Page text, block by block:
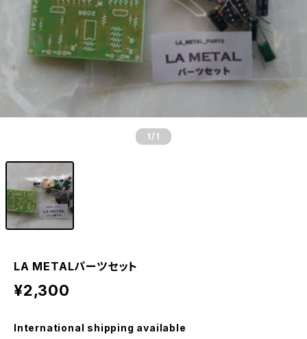
1 /1
LA METALパーツセット
¥2,300
International shipping available